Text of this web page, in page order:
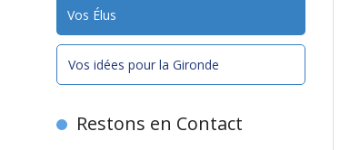
Vos Élus
Vos idées pour la Gironde
Restons en Contact